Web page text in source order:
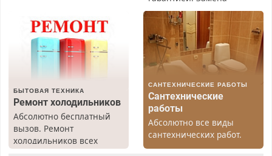
Прием по ТК РФ. График
работы любой.
Бесплатное проживание.
З/п – до 96000 рублей до
вычета налогов.
Ежемесячно
выплачивается денежная
премия. Возможно
бесплатное обучение,
получение документов,
работа инспектором по
резины. Качественно.
Недорого. Без выходных.
Все районы. Скидка.
Вызов бесплатный.
БЫТОВАЯ ТЕХНИКА
Ремонт холодильников
Абсолютно бесплатный
вызов. Ремонт
холодильников всех
САНТЕХНИЧЕСКИЕ РАБОТЫ
Сантехнические
работы
Абсолютно все виды
сантехнических работ.
Быстро. Качественно.